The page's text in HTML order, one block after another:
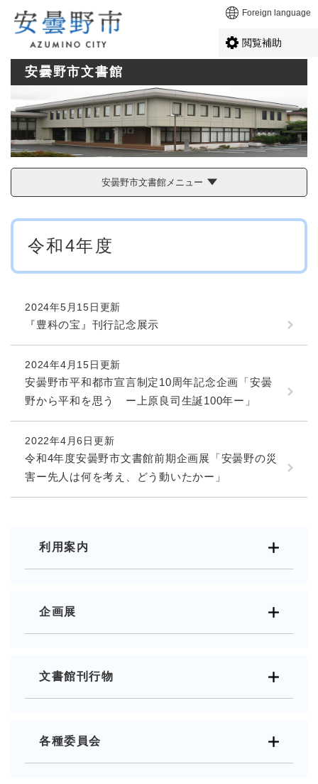
メニューを飛ばして本文へ Foreign language
閲覧補助
安曇野市文書館
安曇野市文書館メニュー
本
令和4年度
2024年5月15日更新
『豊科の宝』刊行記念展示
2024年4月15日更新
安曇野市平和都市宣言制定10周年記念企画「安曇
野から平和を思う ー上原良司生誕100年ー」
2022年4月6日更新
令和4年度安曇野市文書館前期企画展「安曇野の災
害ー先人は何を考え、どう動いたかー」
利用案内
企画展
文書館刊行物
各種委員会